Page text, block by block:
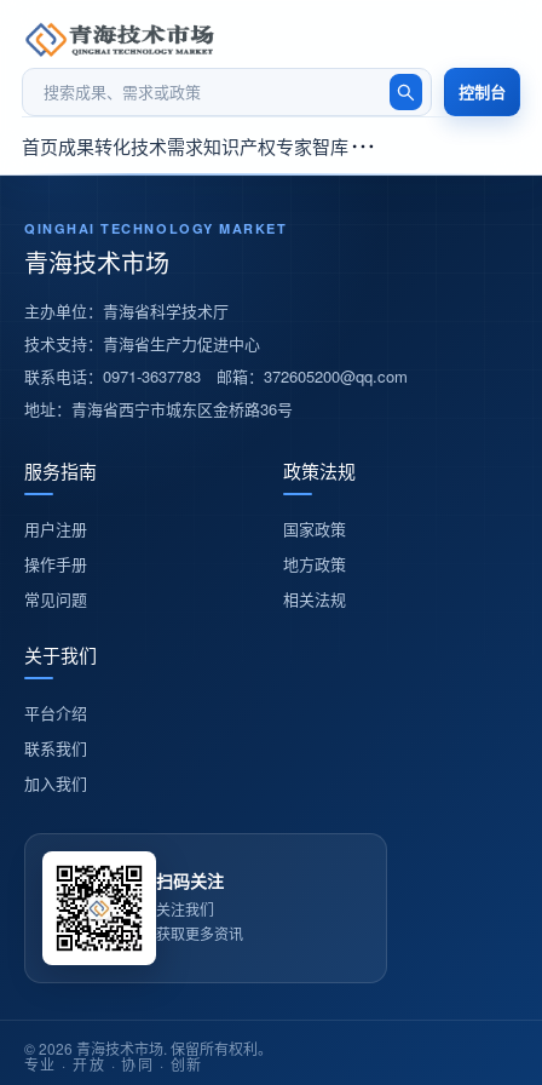
首页成果转化技术需求知识产权专家智库
QINGHAI TECHNOLOGY MARKET
青海技术市场
主办单位：青海省科学技术厅
技术支持：青海省生产力促进中心
联系电话：0971-3637783 邮箱：372605200@qq.com
地址：青海省西宁市城东区金桥路36号
服务指南
用户注册
操作手册
常见问题
政策法规
国家政策
地方政策
相关法规
关于我们
平台介绍
联系我们
加入我们
扫码关注
关注我们
获取更多资讯
© 2026 青海技术市场. 保留所有权利。
专业 · 开放 · 协同 · 创新